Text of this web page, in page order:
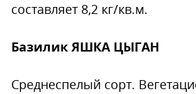
составляет 8,2 кг/кв.м.
Базилик ЯШКА ЦЫГАН
Среднеспелый сорт.